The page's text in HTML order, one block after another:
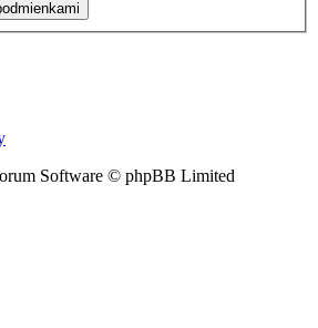
Software © phpBB Limited